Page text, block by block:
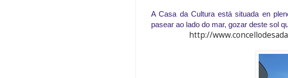
A Casa da Cultura está situada en
pasear ao lado do mar, gozar deste sol
http://